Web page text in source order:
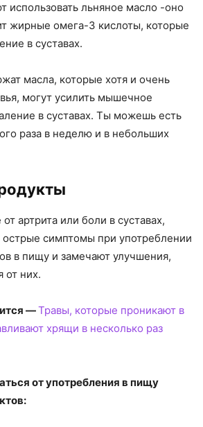
использовать льняное масло -оно
жирные омега-3 кислоты, которые
в суставах.
масла, которые хотя и очень
могут усилить мышечное
в суставах. Ты можешь есть
раза в неделю и в небольших
артрита или боли в суставах,
симптомы при употреблении
в пищу и замечают улучшения,
от них.
—Травы, которые проникают в
хрящи в несколько раз
от употребления в пищу